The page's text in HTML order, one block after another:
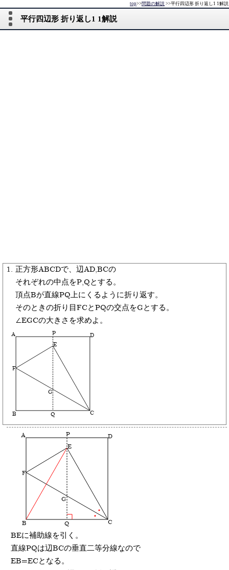
平行四辺形 折り返し1 1解説
top>>問題の解説 >>平行四辺形 折り返し1 1解説
1.
正方形ABCDで、辺AD,BCの
それぞれの中点をP,Qとする。
頂点Bが直線PQ上にくるように折り返す。
そのときの折り目FCとPQの交点をGとする。
∠EGCの大きさを求めよ。
P
Q
A
B C
D
E
F
G
P
Q
A
B C
D
E
F
G
BEに補助線を引く。
直線PQは辺BCの垂直二等分線なので
EB=ECとなる。